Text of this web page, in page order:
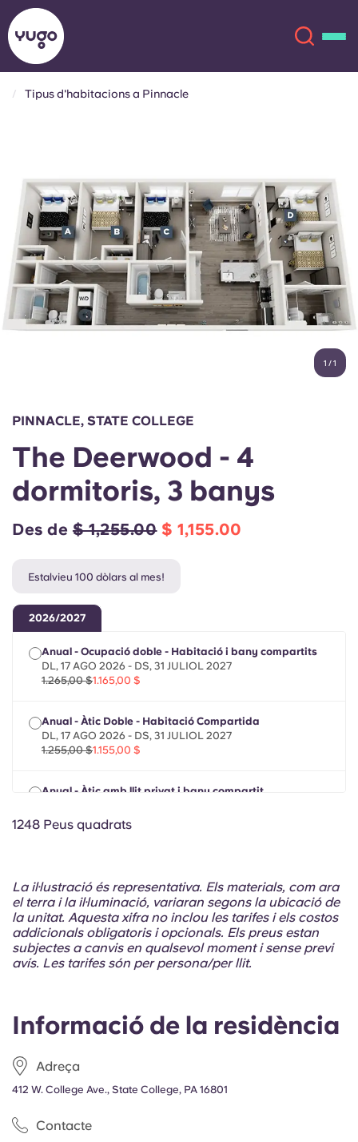
Més
Compte Llengua
Chinese
Español
Portuguese
Inicia la sessió
Chinese Español
Català Deutsch
Italian French
Tipus d'habitacions a Pinnacle
1 /1
Informació de la residència
Adreça
412 W. College Ave., State College, PA 16801
Contacte
PINNACLE, STATE COLLEGE
The Deerwood - 4
dormitoris, 3 banys
Des de $ 1,255.00 $ 1,155.00
Estalvieu 100 dòlars al mes!
2026/2027
Anual - Ocupació doble - Habitació i bany compartits
DL, 17 AGO 2026 - DS, 31 JULIOL 2027
1.265,00 $1.165,00 $
Anual - Àtic Doble - Habitació Compartida
DL, 17 AGO 2026 - DS, 31 JULIOL 2027
1.255,00 $1.155,00 $
Anual - Àtic amb llit privat i bany compartit
1.615,00 $1.515,00 $
1248 Peus quadrats
La il·lustració és representativa. Els materials, com ara
el terra i la il·luminació, variaran segons la ubicació de
la unitat. Aquesta xifra no inclou les tarifes i els costos
addicionals obligatoris i opcionals. Els preus estan
subjectes a canvis en qualsevol moment i sense previ
avís. Les tarifes són per persona/per llit.